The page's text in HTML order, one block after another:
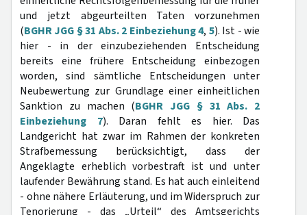
und jetzt abgeurteilten Taten vorzunehmen
(BGHR JGG § 31 Abs. 2 Einbeziehung 4, 5). Ist - wie
hier - in der einzubeziehenden Entscheidung
bereits eine frühere Entscheidung einbezogen
worden, sind sämtliche Entscheidungen unter
Neubewertung zur Grundlage einer einheitlichen
Sanktion zu machen (BGHR JGG § 31 Abs. 2
Einbeziehung 7). Daran fehlt es hier. Das
Landgericht hat zwar im Rahmen der konkreten
Strafbemessung berücksichtigt, dass der
Angeklagte erheblich vorbestraft ist und unter
laufender Bewährung stand. Es hat auch einleitend
- ohne nähere Erläuterung, und im Widerspruch zur
Tenorierung - das „Urteil“ des Amtsgerichts